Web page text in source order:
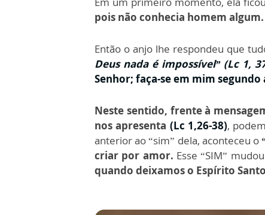
pois não conhecia homem algum.
Então o anjo lhe respondeu que
Deus nada é impossível” (Lc 1,
Senhor; faça-se em mim segundo
Neste sentido, frente à
nos apresenta (Lc 1,26-38),
anterior ao “sim” dela, aconteceu o
criar por amor. Esse “SIM”
quando deixamos o Espírito